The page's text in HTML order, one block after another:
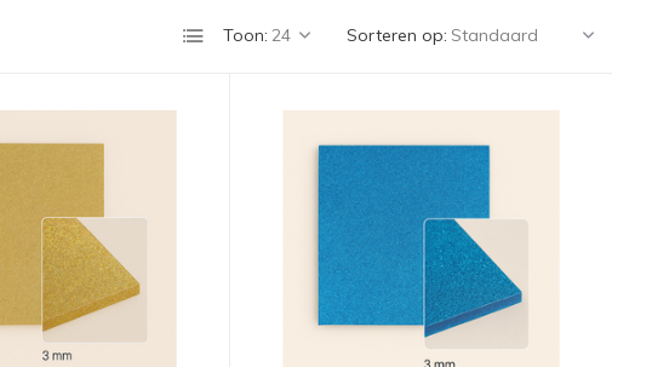
Toon: Sorteren op: